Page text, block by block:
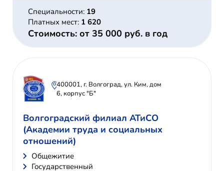
Специальности: 19
Платных мест: 1 620
Стоимость: от 35 000 руб. в год
400001, г. Волгоград, ул. Ким, дом
6, корпус "Б"
Волгоградский филиал АТиСО
(Академии труда и социальных
отношений)
Общежитие
Государственный